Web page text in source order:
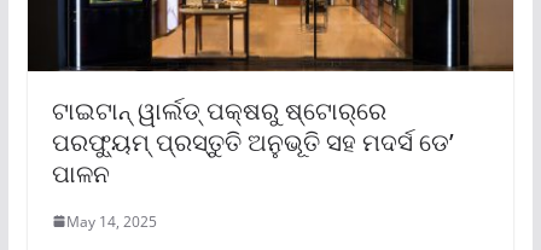
ଟାଇଟାନ୍ ୱାର୍ଲଡ୍ ପକ୍ଷରୁ ଷ୍ଟୋର୍‌ରେ
ପରଫ୍ୟୁମ୍ ପ୍ରସ୍ତୁତି ଅନୁଭୂତି ସହ ମଦର୍ସ ଡେ’
ପାଳନ
May 14, 2025